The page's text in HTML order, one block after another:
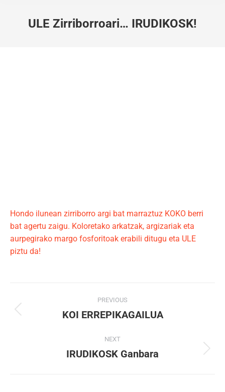
ULE Zirriborroari… IRUDIKOSK!
Hondo ilunean zirriborro argi bat marraztuz KOKO berri
bat agertu zaigu. Koloretako arkatzak, argizariak eta
aurpegirako margo fosforitoak erabili ditugu eta ULE
piztu da!
navigation
PREVIOUS
Previous
KOI ERREPIKAGAILUA
NEXT
Next
IRUDIKOSK Ganbara